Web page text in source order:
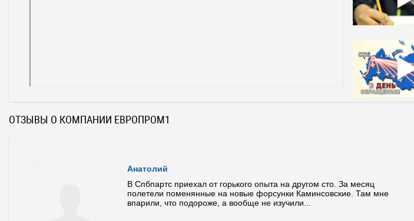
ОТЗЫВЫ О КОМПАНИИ ЕВРОПРОМ1
Анатолий
В Спбпартс приехал от горького опыта на другом сто. За месяц
полетели поменянные на новые форсунки Каминсовские. Там мне
впарили, что подороже, а вообще не изучили...